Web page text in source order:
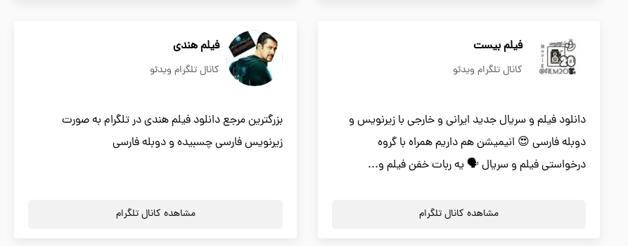
فیلم بیست
کانال تلگرام ویدئو
دانلود فیلم و سریال جدید ایرانی و خارجی با زیرنویس و
دوبله فارسی 😍 انیمیشن هم داریم همراه با گروه
درخواستی فیلم و سریال 🗣 یه ربات خفن فیلم و...
مشاهده کانال تلگرام
فیلم هندی
کانال تلگرام ویدئو
بزرگترین مرجع دانلود فیلم هندی در تلگرام به صورت
زیرنویس فارسی چسبیده و دوبله فارسی
مشاهده کانال تلگرام